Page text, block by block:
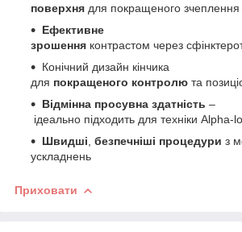
поверхня для покращеного зчеплення і
Ефективне
зрошення контрастом через
Конічний дизайн кінчика
для покращеного контролю та
Відмінна просувна здатність –
ідеально підходить для техніки Alpha-
Швидші безпечніші процедури з
ускладнень
Приховати